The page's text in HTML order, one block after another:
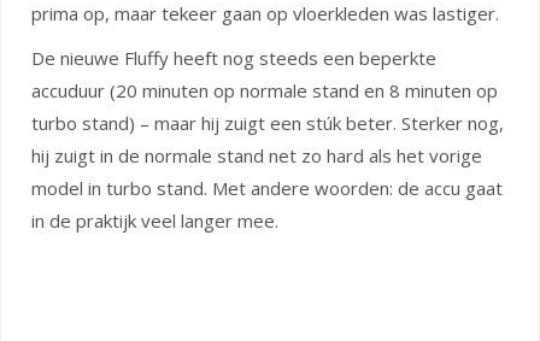
prima op, maar tekeer gaan op vloerkleden was lastiger.
De nieuwe Fluffy heeft nog steeds een beperkte
accuduur (20 minuten op normale stand en 8 minuten op
turbo stand) – maar hij zuigt een stúk beter. Sterker nog,
hij zuigt in de normale stand net zo hard als het vorige
model in turbo stand. Met andere woorden: de accu gaat
in de praktijk veel langer mee.